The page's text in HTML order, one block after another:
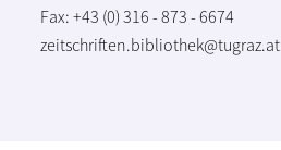
Fax: +43 (0) 316 - 873 - 6674
zeitschriften.bibliothek@tugraz.at